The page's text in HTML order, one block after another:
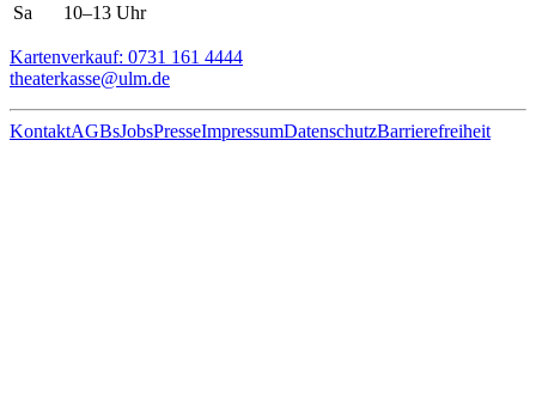
Sa
10–13 Uhr
Kartenverkauf: 0731 161 4444
theaterkasse@ulm.de
KontaktAGBsJobsPresseImpressumDatenschutzBarrierefreiheit